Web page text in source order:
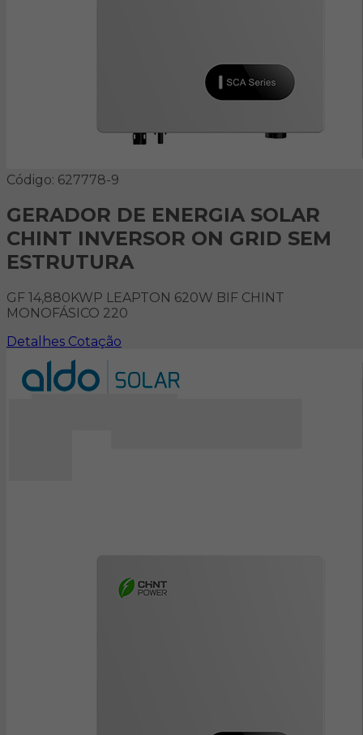
Código: 627778-9
GERADOR DE ENERGIA SOLAR
CHINT INVERSOR ON GRID SEM
ESTRUTURA
GF 14,880KWP LEAPTON 620W BIF CHINT
MONOFÁSICO 220
Detalhes Cotação